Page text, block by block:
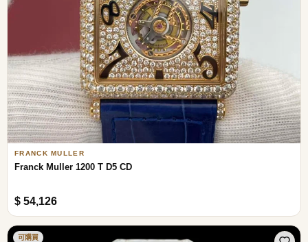
FRANCK MULLER
Franck Muller 1200 T D5 CD
$ 54,126
可購買